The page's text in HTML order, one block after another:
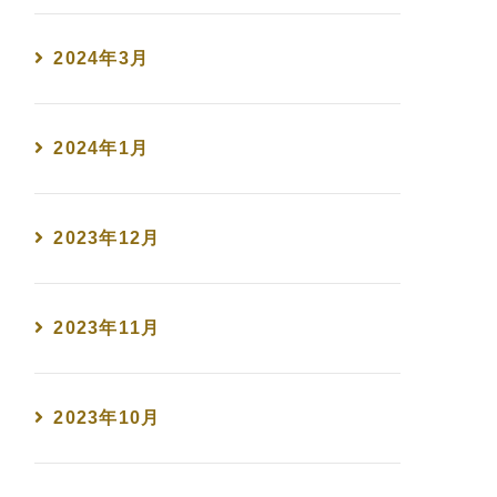
2024年3月
2024年1月
2023年12月
2023年11月
2023年10月